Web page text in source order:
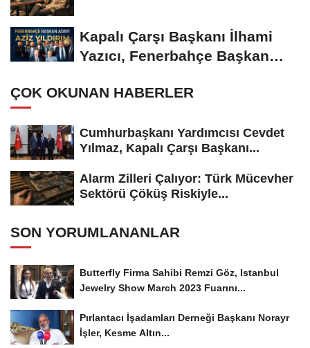
Kapalı Çarşı Başkanı İlhami
Yazıcı, Fenerbahçe Başkan
ÇOK OKUNAN HABERLER
Cumhurbaşkanı Yardımcısı Cevdet
Yılmaz, Kapalı Çarşı Başkanı...
Alarm Zilleri Çalıyor: Türk Mücevher
Sektörü Çöküş Riskiyle...
SON YORUMLANANLAR
Butterfly Firma Sahibi Remzi Göz, Istanbul
Jewelry Show March 2023 Fuarını...
Pırlantacı İşadamları Derneği Başkanı Norayr
İşler, Kesme Altın...